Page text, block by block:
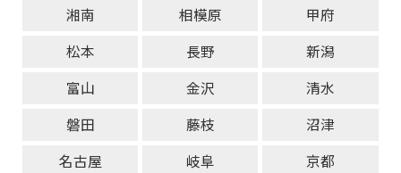
湘南
相模原
甲府
松本
長野
新潟
富山
金沢
清水
磐田
藤枝
沼津
名古屋
岐阜
京都